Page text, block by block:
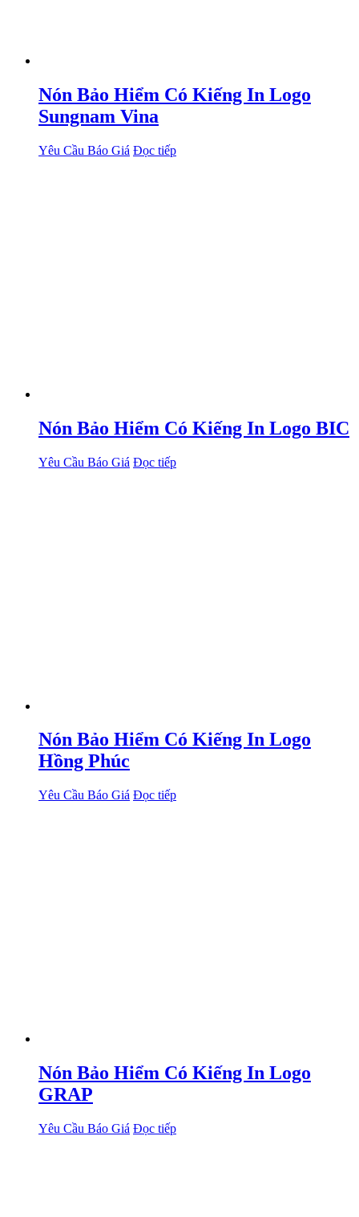
Nón Bảo Hiểm Có Kiếng In Logo
Sungnam Vina
Yêu Cầu Báo Giá Đọc tiếp
Nón Bảo Hiểm Có Kiếng In Logo BIC
Yêu Cầu Báo Giá Đọc tiếp
Nón Bảo Hiểm Có Kiếng In Logo
Hồng Phúc
Yêu Cầu Báo Giá Đọc tiếp
Nón Bảo Hiểm Có Kiếng In Logo
GRAP
Yêu Cầu Báo Giá Đọc tiếp